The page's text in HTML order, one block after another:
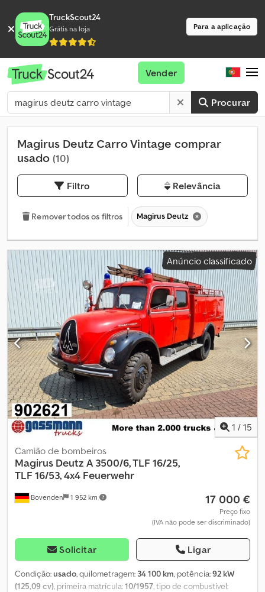
TruckScout24
Grátis na loja Para a aplicação
Procurar
Vender
Magirus Deutz Carro Vintage comprar
usado (10)
Filtro Relevância
Remover todos os filtros Magirus Deutz
Anúncio classificado
1 / 15
Bovenden 1 952 km
Camião de bombeiros
Magirus Deutz A 3500/6, TLF 16/25,
TLF 16/53, 4x4 Feuerwehr
17 000 €
Preço fixo
(IVA não pode ser discriminado)
Solicitar Ligar
Condição:usado, quilometragem: 34 100 km, potência:92 kW
(125,09 cv), primeira matrícula:10/1957, tipo de combustível: